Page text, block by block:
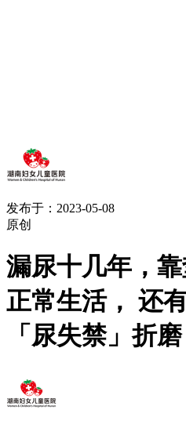
发布于：2023-05-08
原创
漏尿十几年，
正常生活， 还
「尿失禁」折磨